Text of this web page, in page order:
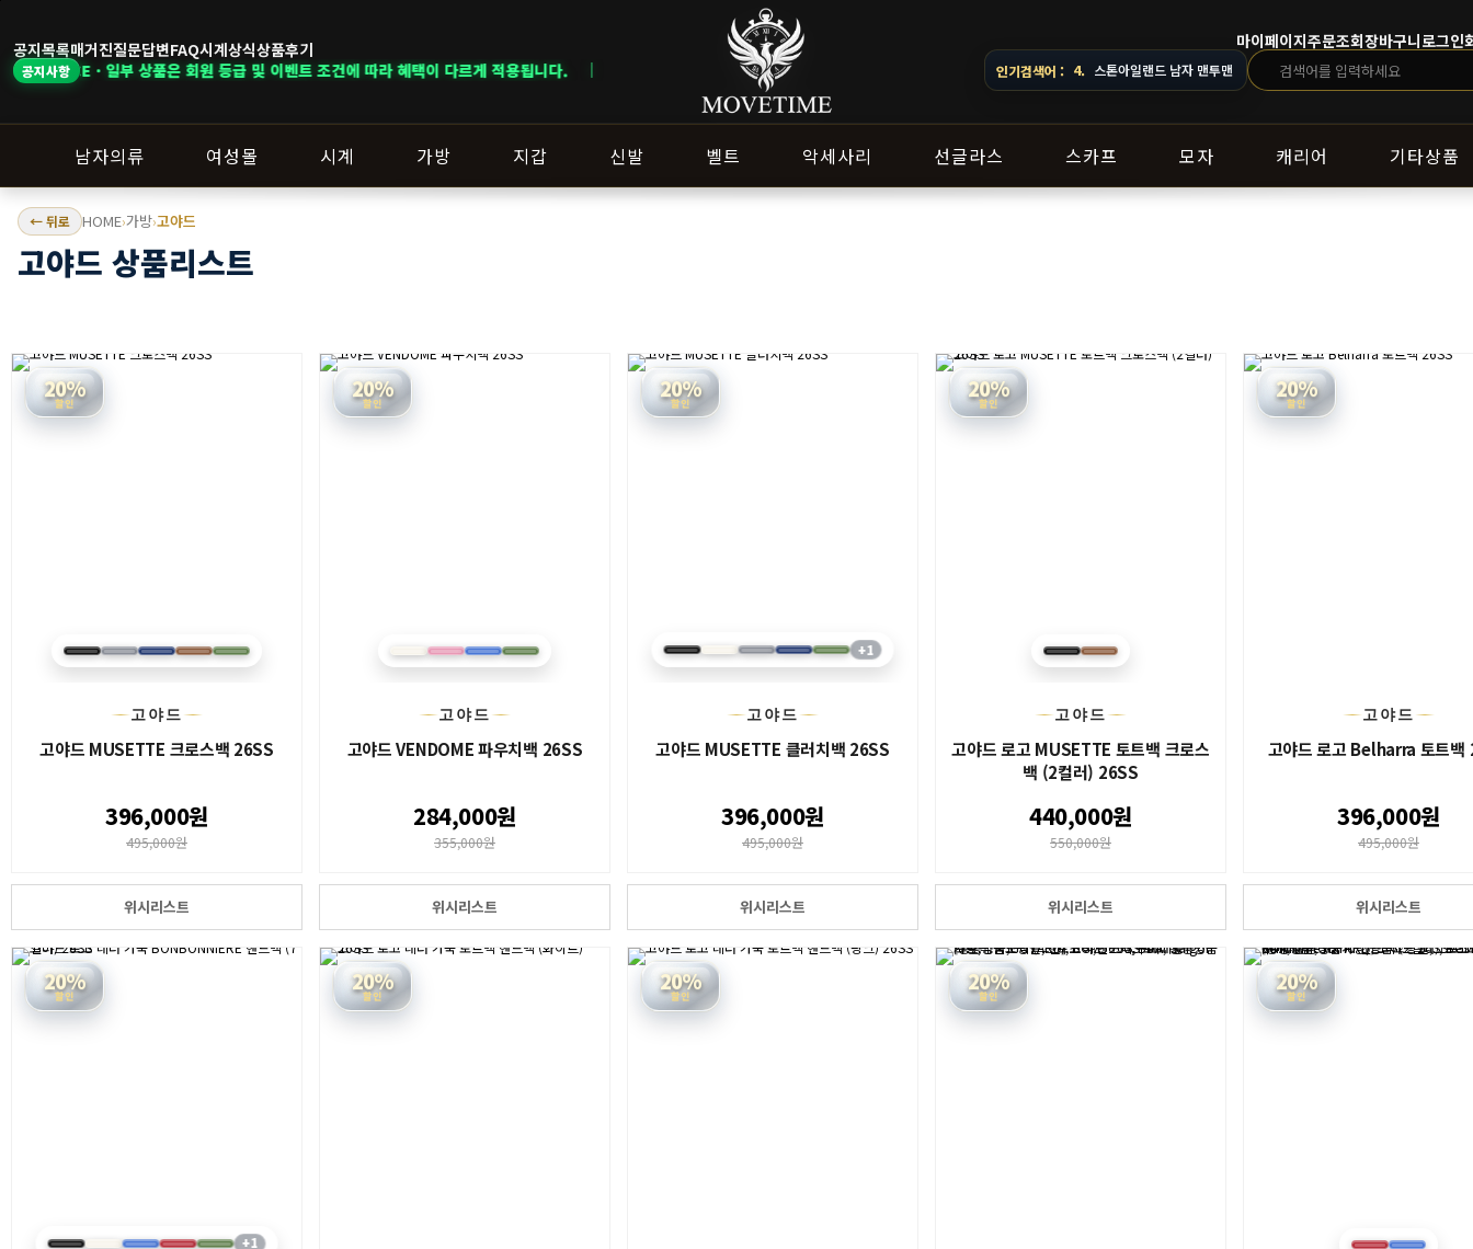
공지목록매거진질문답변FAQ시계상식상품후기
공지사항
등급 및 이벤트 조건에 따라 혜택이 다르게 적용됩니다. ｜ DELIVERY NOTICE · 지역에 따라 배송 일정이 달라질 수 있으니 주문 전 상담창으로 문의해 주세요.
마이페이지주문조회장바구니로그인
인기검색어 : 4. 스톤아일랜드 남자 맨투맨
남자의류 여성몰 시계 가방 지갑 신발 벨트 악세사리 선글라스 스카프 모자 캐리어 기타상품
← 뒤로 HOME›가방›고야드
고야드 상품리스트
20%
할인
고야드
고야드 MUSETTE 크로스백 26SS
396,000원
495,000원
위시리스트
20%
할인
고야드
고야드 VENDOME 파우치백 26SS
284,000원
355,000원
위시리스트
20%
할인
+1
고야드
고야드 MUSETTE 클러치백 26SS
396,000원
495,000원
위시리스트
20%
할인
고야드
고야드 로고 MUSETTE 토트백 크로스
백 (2컬러) 26SS
440,000원
550,000원
위시리스트
20%
할인
고야드
고야드 로고 Belharra 토트백
396,000원
495,000원
위시리스트
20%
할인
+1
20%
할인
20%
할인
20%
할인
20%
할인